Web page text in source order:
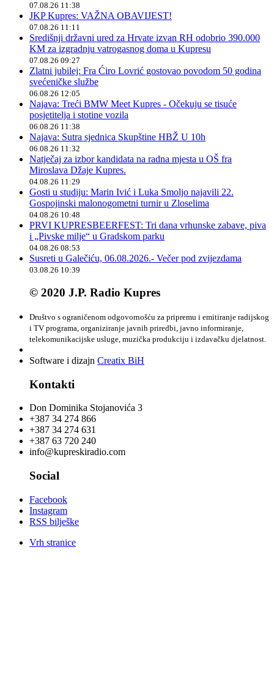
07.08.26 11:38
JKP Kupres: VAŽNA OBAVIJEST!
07.08.26 11:11
Središnji državni ured za Hrvate izvan RH odobrio 390.000
KM za izgradnju vatrogasnog doma u Kupresu
07.08.26 09:27
Zlatni jubilej: Fra Ćiro Lovrić gostovao povodom 50 godina
svećeničke službe
06.08.26 12:05
Najava: Treći BMW Meet Kupres - Očekuju se tisuće
posjetitelja i stotine vozila
06.08.26 11:38
Najava: Sutra sjednica Skupštine HBŽ U 10h
06.08.26 11:32
Natječaj za izbor kandidata na radna mjesta u OŠ fra
Miroslava Džaje Kupres.
04.08.26 11:29
Gosti u studiju: Marin Ivić i Luka Smoljo najavili 22.
Gospojinski malonogometni turnir u Zloselima
04.08.26 10:48
PRVI KUPRESBEERFEST: Tri dana vrhunske zabave, piva
i „Pivske milje“ u Gradskom parku
04.08.26 08:53
Susreti u Galečiću, 06.08.2026.- Večer pod zvijezdama
03.08.26 10:39
© 2020 J.P. Radio Kupres
Društvo s ograničenom odgovornošću za pripremu i emitiranje radijskog
i TV programa, organiziranje javnih priredbi, javno informiranje,
telekomunikacijske usluge, muzička produkciju i izdavačku djelatnost.
Software i dizajn Creatix BiH
Kontakti
Don Dominika Stojanovića 3
+387 34 274 866
+387 34 274 631
+387 63 720 240
info@kupreskiradio.com
Social
Facebook
Instagram
RSS bilješke
Vrh stranice